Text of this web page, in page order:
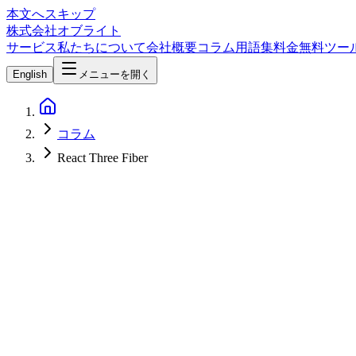
本文へスキップ
株式会社オブライト
サービス私たちについて会社概要コラム 用語集料金無料ツー
English メニューを開く
コラム
React Three Fiber